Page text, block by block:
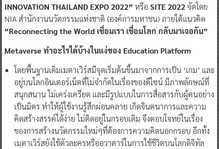
INNOVATION THAILAND EXPO 2022” หรือ SITE 2022จัดโดย
NIA สำนักงานนวัตกรรมแห่งชาติ (องค์การมหาชน) ภายใต้แนวคิด
“Reconnecting the World เชื่อมเรา เชื่อมโลก กลับมาเจอกัน”
Metaverse ทำอะไรได้บ้างในแง่ของ Education Platform
โดยพื้นฐานเดิมเมตาเวิร์สมีจุดเริ่มต้นขึ้นมาจากการเป็น ‘เกม’ และ
อยู่บนโลกอินเตอร์เน็ตที่ไม่จำกัดในเรื่องของดีไซน์ มีภาพลักษณ์ที่
สนุกสนาน ไม่เคร่งเครียด และมีรูปแบบในการสื่อสารกับผู้คนอย่าง
เป็นมิตร ทำให้ผู้ใช้งานรู้สึกผ่อนคลาย เกิดจินตนาการและความ
คิดสร้างสรรค์ได้ง่าย ไม่ติดอยู่ในกรอบเดิม จึงตอบโจทย์ในเรื่อง
ของการสร้างนวัตกรรมใหม่ๆที่ต้องการความคิดนอกกรอบ อีกทั้ง
เมตาเวิร์สยังใช้ตัวละครหรืออวาตาร์ในการใช้ชีวิตบนโลกดิจิทัล